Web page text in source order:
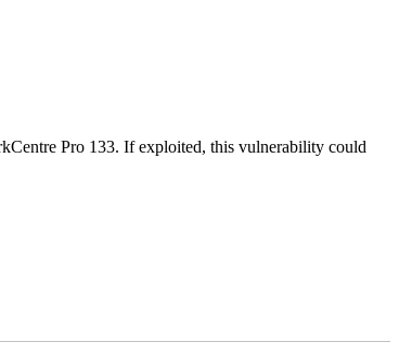
Pro 133. If exploited, this vulnerability could